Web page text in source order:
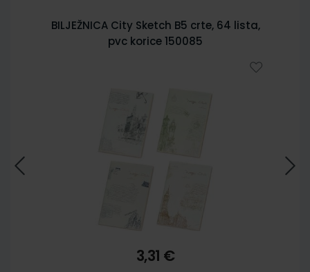
BILJEŽNICA City Sketch B5 crte, 64 lista,
pvc korice 150085
3,31 €